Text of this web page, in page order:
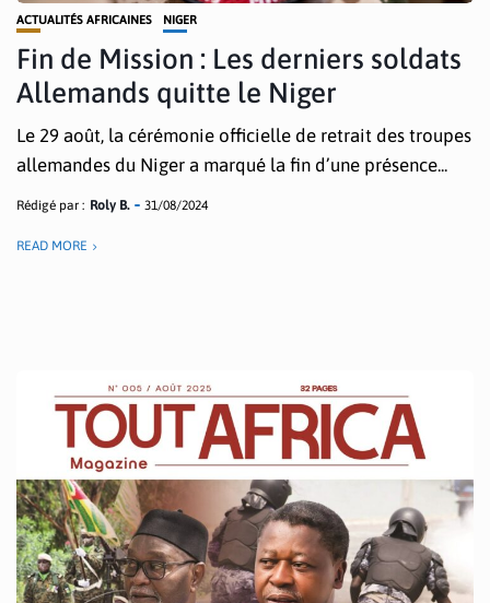
ACTUALITÉS AFRICAINES NIGER
Fin de Mission : Les derniers soldats
Allemands quitte le Niger
Le 29 août, la cérémonie officielle de retrait des troupes
allemandes du Niger a marqué la fin d’une présence...
Rédigé par : Roly B. 31/08/2024
READ MORE